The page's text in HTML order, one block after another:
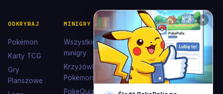
ODKRYWAJ
Pokémon
Karty TCG
Gry
Planszowe
MINIGRY
Wszystkie
minigry
Krzyżówki
Pokémon
PokeQuiz
POKÉDEX I
KOLEKCJE
Pokédex
Ewolucje
Eevee
Kolekcje
POMOC I
KONTAKT
Kontakt
Wsparcie
Polub nas
✕